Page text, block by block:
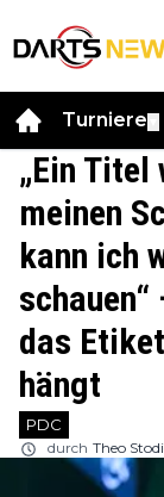
Turniere
„Ein Titel
meinen
kann ich
das
hängt
PDC
durch Theo